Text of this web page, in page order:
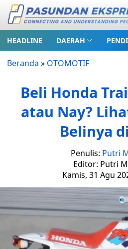
HEADLINE DAERAH
Beranda » OTOMOTIF
Beli Honda
atau Nay?
Belinya
Penulis: Putri
Editor: Putri
Kamis, 31 Agu